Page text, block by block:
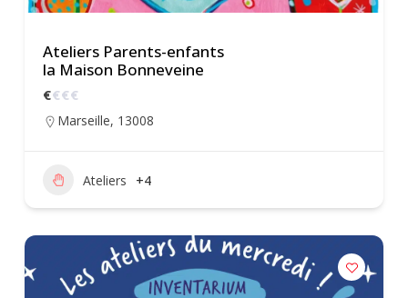
Ateliers Parents-enfants
la Maison Bonneveine
€€€€
Marseille, 13008
Ateliers +4